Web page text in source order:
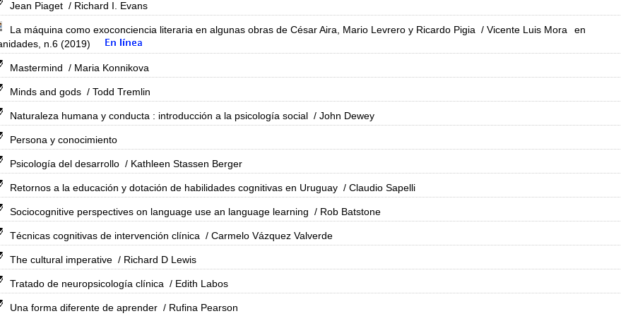
Jean Piaget / Richard I. Evans
La máquina como exoconciencia literaria en algunas obras de César Aira, Mario Levrero y Ricardo Pigia / Vicente Luis Mora
en
n.6 (2019)
Mastermind / Maria Konnikova
Minds and gods / Todd Tremlin
Naturaleza humana y conducta : introducción a la psicología social / John Dewey
Persona y conocimiento
Psicología del desarrollo / Kathleen Stassen Berger
Retornos a la educación y dotación de habilidades cognitivas en Uruguay / Claudio Sapelli
Sociocognitive perspectives on language use an language learning / Rob Batstone
Técnicas cognitivas de intervención clínica / Carmelo Vázquez Valverde
The cultural imperative / Richard D Lewis
Tratado de neuropsicología clínica / Edith Labos
Una forma diferente de aprender / Rufina Pearson